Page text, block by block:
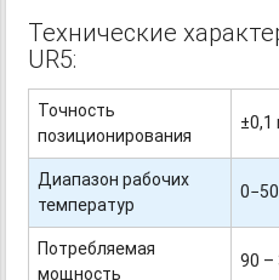
Технические
UR5:
Точность
позиционирования
Диапазон рабочих
температур
Потребляемая
мощность
90 –